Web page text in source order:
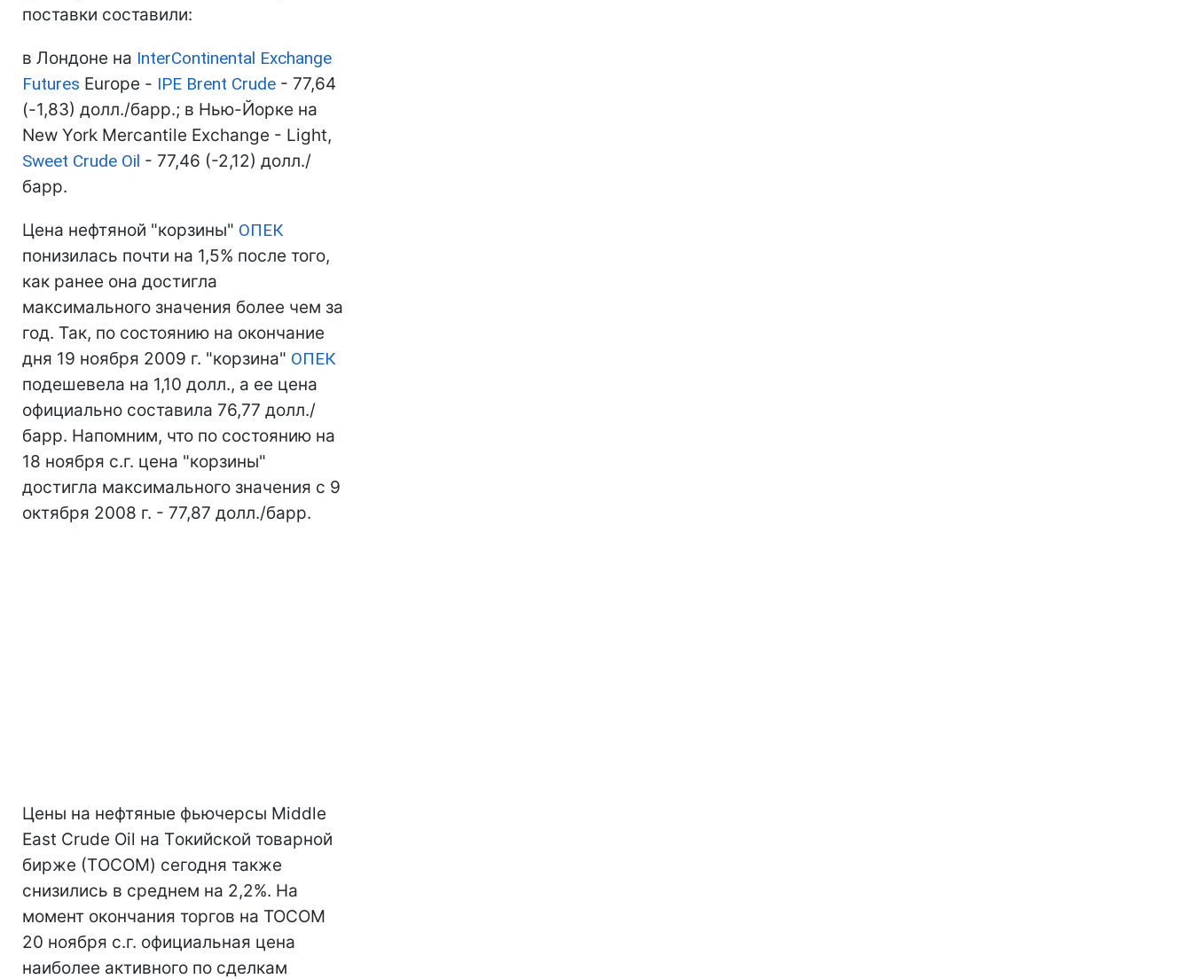
поставки составили:
в Лондоне на InterContinental Exchange
Futures Europe - IPE Brent Crude - 77,64
(-1,83) долл./барр.; в Нью-Йорке на
New York Mercantile Exchange - Light,
Sweet Crude Oil - 77,46 (-2,12) долл./
барр.
Цена нефтяной "корзины" ОПЕК
понизилась почти на 1,5% после того,
как ранее она достигла
максимального значения более чем за
год. Так, по состоянию на окончание
дня 19 ноября 2009 г. "корзина" ОПЕК
подешевела на 1,10 долл., а ее цена
официально составила 76,77 долл./
барр. Напомним, что по состоянию на
18 ноября с.г. цена "корзины"
достигла максимального значения с 9
октября 2008 г. - 77,87 долл./барр.
Цены на нефтяные фьючерсы Middle
East Crude Oil на Tокийской товарной
бирже (ТOCOM) сегодня также
снизились в среднем на 2,2%. На
момент окончания торгов на TOCOM
20 ноября с.г. официальная цена
наиболее активного по сделкам